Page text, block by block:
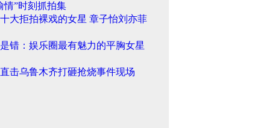
情”时刻抓拍集
大拒拍裸戏的女星 章子怡刘亦菲
错：娱乐圈最有魅力的平胸女星
击乌鲁木齐打砸抢烧事件现场